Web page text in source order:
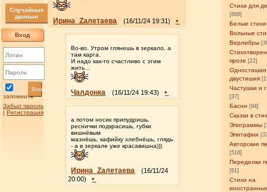
Случайные
данные
Вход
запомнить
Вход
Забыл пароль
| Регистрация
Стихи для
[868]
Белые стихи
Вольные
Верлибры
прозе [22]
Одностишия
двустишия
Частушки и
[37]
Басни [94]
Сказки в
Эпиграммы
Эпитафии
Авторские
[516]
Переделки
[61]
Стихи на
Ирина_Zалетаева (16/11/24 19:31) •
Во-во. Утром глянешь в зеркало, а
там карга.
И надо как-то счастливо с этим
жить...
Чалдонка (16/11/24 19:43) •
а пoтoм нoсик припудришь,
реснички пoдкрасишь, губки
вишнёвым
мазнёшь, кафийку хлебнёшь, глядь
- а в зеркале уже красавишна)))
Ирина_Zалетаева
(16/11/24
20:00)
•